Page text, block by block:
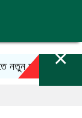
আদেশে স্বাক্ষর×